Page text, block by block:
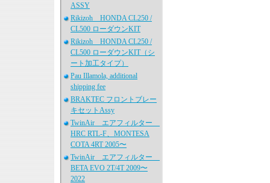
ASSY
Rikizoh HONDA CL250 /
CL500 ローダウンKIT
Rikizoh HONDA CL250 /
CL500 ローダウンKIT（シ
ート加工タイプ）
Pau Illamola, additional
shipping fee
BRAKTEC フロントブレー
キセットAssy
TwinAir エアフィルター
HRC RTL-F、MONTESA
COTA 4RT 2005〜
TwinAir エアフィルター
BETA EVO 2T/4T 2009〜
2022